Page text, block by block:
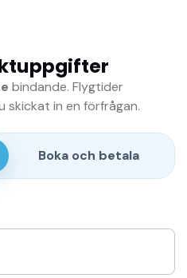
bindande. Flygtider
skickat in en förfrågan.
Boka och betala